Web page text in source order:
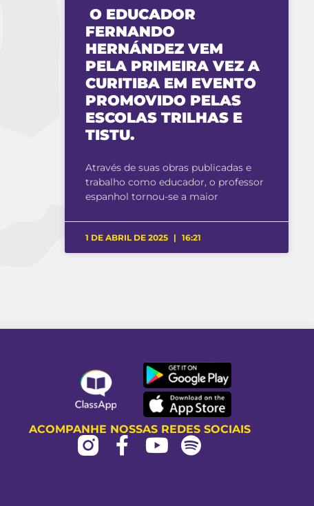
O EDUCADOR
FERNANDO
HERNÁNDEZ VEM
PELA PRIMEIRA VEZ A
CURITIBA EM EVENTO
PROMOVIDO PELAS
ESCOLAS TRILHAS E
TISTU.
Através de suas obras publicadas e
trabalho como educador, o professor
espanhol tornou-se a maior
1 DE ABRIL DE 2025 16:21
ACOMPANHE NOSSAS REDES SOCIAIS